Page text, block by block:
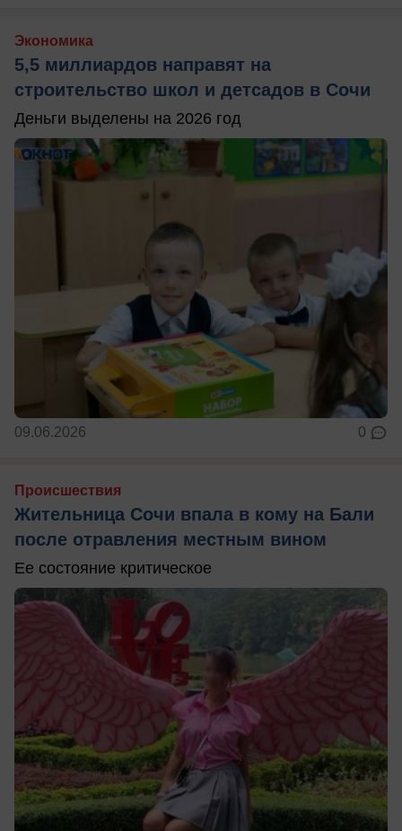
Экономика
5,5 миллиардов направят на
строительство школ и детсадов в Сочи
Деньги выделены на 2026 год
09.06.2026 0
Происшествия
Жительница Сочи впала в кому на Бали
после отравления местным вином
Ее состояние критическое